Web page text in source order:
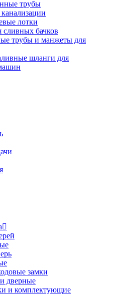
трубы
лотки
сливных бачков
трубы и манжеты для
шланги для
замки
дверные
и комплектующие